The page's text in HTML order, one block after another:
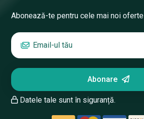
Abonează-te pentru cele mai noi oferte
Abonare
Datele tale sunt în siguranță.